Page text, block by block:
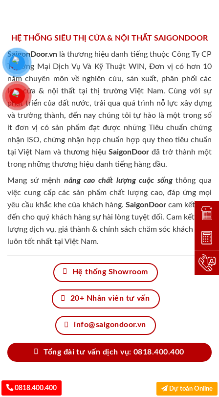
HỆ THỐNG SIÊU THỊ CỬA & NỘI THẤT SAIGONDOOR
SaigonDoor.vn là thương hiệu danh tiếng thuộc Công Ty CP
Thương Mại Dịch Vụ Và Kỹ Thuật WIN, Đơn vị có hơn 10
năm chuyên môn về nghiên cứu, sản xuất, phân phối các
loại cửa & nội thất tại thị trường Việt Nam. Cùng với sự
phát triển của đất nước, trải qua quá trình nỗ lực xây dựng
và trưởng thành, đến nay chúng tôi tự hào là một trong số
ít đơn vị có sản phẩm đạt được những Tiêu chuẩn chứng
nhận ISO, chứng nhận hợp chuẩn hợp quy theo tiêu chuẩn
tại Việt Nam và thương hiệu SaigonDoor đã trở thành một
trong những thương hiệu danh tiếng hàng đầu.
Mang sứ mệnh nâng cao chất lượng cuộc sốngthông qua
việc cung cấp các sản phẩm chất lượng cao, đáp ứng mọi
yêu cầu khắc khe của khách hàng. SaigonDoorcam kết đem
đến cho quý khách hàng sự hài lòng tuyệt đối. Cam kết chất
lượng dịch vụ, giá thành & chính sách chăm sóc khách hàng
luôn tốt nhất tại Việt Nam.
Hệ thống Showroom
20+ Nhân viên tư vấn
info@saigondoor.vn
Tổng đài tư vấn dịch vụ: 0818.400.400
0818.400.400 Dự toán Online
Đặt
Dự